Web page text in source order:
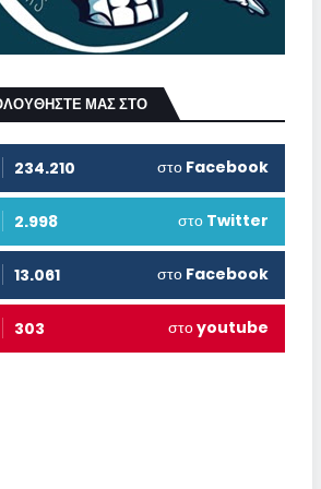
ΜΑΣ ΣΤΟ
234.210 στο Facebook
2.998 στο Twitter
13.061 στο Facebook
303 στοyoutube